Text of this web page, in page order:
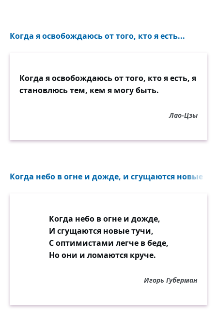
Когда я освобождаюсь от того, кто я есть...
Когда я освобождаюсь от того, кто я есть, я
становлюсь тем, кем я могу быть.
Лао-Цзы
Когда небо в огне и дожде, и сгущаются новые
Когда небо в огне и дожде,
И сгущаются новые тучи,
С оптимистами легче в беде,
Но они и ломаются круче.
Игорь Губерман